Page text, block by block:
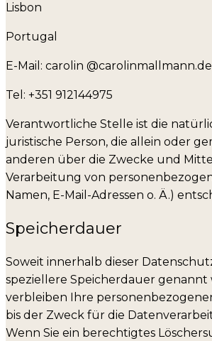
Lisbon
Portugal
E-Mail: carolin @carolinmallmann.de
Tel: +351 912144975
Verantwortliche Stelle ist die
juristische Person, die allein oder
anderen über die Zwecke und
Verarbeitung von
Namen, E-Mail-Adressen o. Ä.)
Speicherdauer
Soweit innerhalb dieser
speziellere Speicherdauer genannt
verbleiben Ihre
bis der Zweck für die
Wenn Sie ein berechtigtes